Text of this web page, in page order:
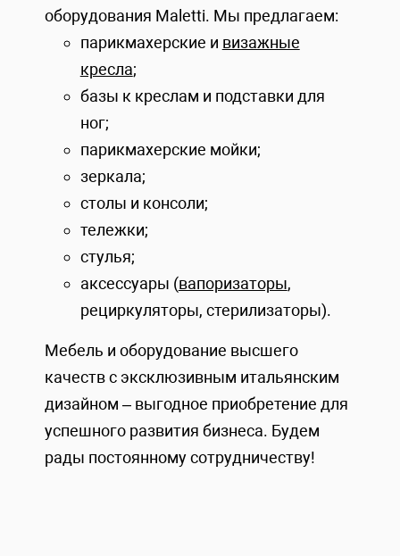
оборудования Maletti. Мы предлагаем:
парикмахерские и визажные
кресла;
базы к креслам и подставки для
ног;
парикмахерские мойки;
зеркала;
столы и консоли;
тележки;
стулья;
аксессуары (вапоризаторы,
рециркуляторы, стерилизаторы).
Мебель и оборудование высшего
качеств с эксклюзивным итальянским
дизайном – выгодное приобретение для
успешного развития бизнеса. Будем
рады постоянному сотрудничеству!